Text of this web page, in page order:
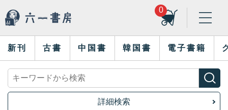
0
新刊 古書 中国書 韓国書 電子書籍
詳細検索